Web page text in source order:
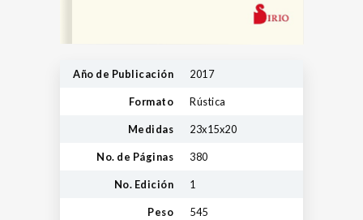
Año de Publicación 2017
Formato Rústica
Medidas 23x15x20
No. de Páginas 380
No. Edición 1
Peso 545